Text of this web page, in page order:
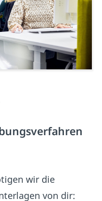
wir die
von dir: